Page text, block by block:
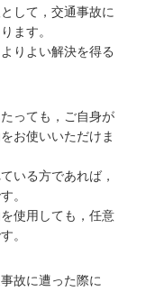
して，交通事故に
ます。
りよい解決を得る
っても，ご自身が
お使いいただけま
いる方であれば，
。
使用しても，任意
。
故に遭った際に